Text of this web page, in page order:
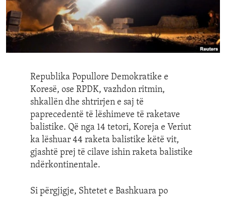
ENVIRONMENT AND HEALTH
IDEALS AND INSTITUTIONS
Republika Popullore Demokratike e
Koresë, ose RPDK, vazhdon ritmin,
shkallën dhe shtrirjen e saj të
paprecedentë të lëshimeve të raketave
balistike. Që nga 14 tetori, Koreja e Veriut
ka lëshuar 44 raketa balistike këtë vit,
gjashtë prej të cilave ishin raketa balistike
ndërkontinentale.
Si përgjigje, Shtetet e Bashkuara po